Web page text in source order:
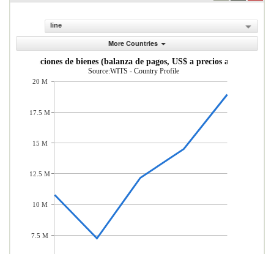
line
More Countries
Exportaciones de bienes (balanza de pagos, US$ a precios actuales)
Source:WITS - Country Profile
20 M
17.5 M
15 M
12.5 M
10 M
7.5 M